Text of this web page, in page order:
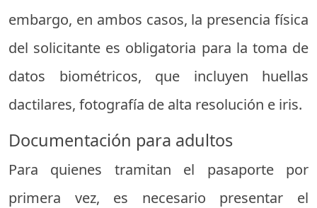
embargo, en ambos casos, la presencia física
del solicitante es obligatoria para la toma de
datos biométricos, que incluyen huellas
dactilares, fotografía de alta resolución e iris.
Documentación para adultos
Para quienes tramitan el pasaporte por
primera vez, es necesario presentar el